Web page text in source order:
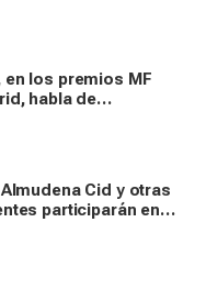
en los premios MF
habla de
Cid y otras
participarán en